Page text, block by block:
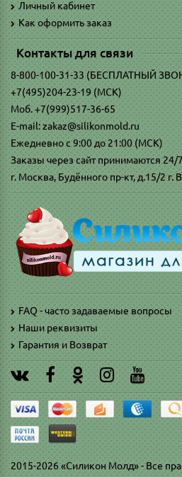
Личный кабинет
Как оформить заказ
Контакты для связи
8-800-100-31-33 (БЕСПЛАТНЫЙ
+7(495)204-23-19 (МСК)
Моб. +7(999)517-36-65
E-mail: zakaz@silikonmold.ru
Ежедневно с 9:00 до 21:00 (МСК)
Заказы через сайт принимаются 24/7
г. Москва, Будённого пр-кт, д.15/2 г.
FAQ - часто задаваемые вопросы
Наши реквизиты
Гарантия и Возврат
2015-2026 «Силикон Молд» - Все